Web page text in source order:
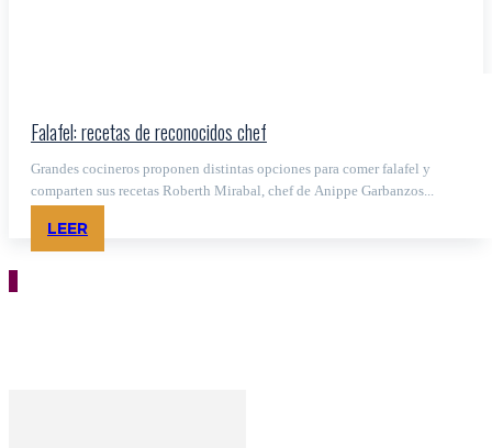
Falafel: recetas de reconocidos chef
Grandes cocineros proponen distintas opciones para comer falafel y
comparten sus recetas Roberth Mirabal, chef de Anippe Garbanzos...
LEER